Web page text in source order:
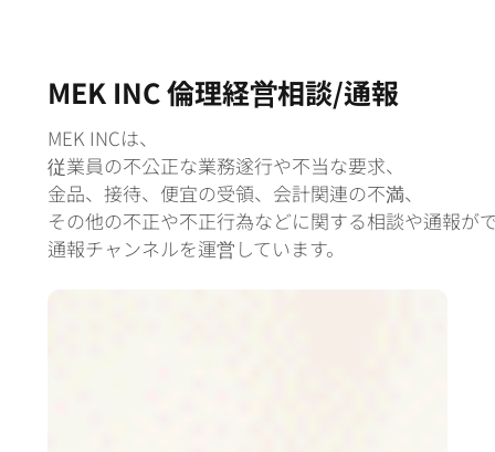
MEK INC 倫理経営相談/通報
MEK INCは、
従業員の不公正な業務遂行や不当な要求、
金品、接待、便宜の受領、会計関連の不満、
その他の不正や不正行為などに関する相談や通報が
通報チャンネルを運営しています。